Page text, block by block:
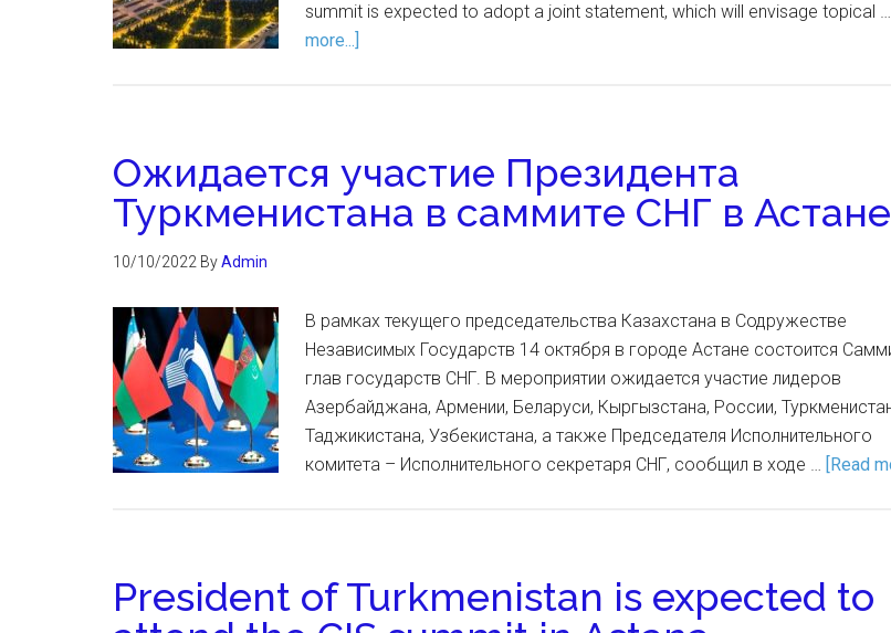
summit is expected to adopt a joint statement, which will envisage topical …
more...]
Ожидается участие Президента
Туркменистана в саммите СНГ в Астане
10/10/2022 ByAdmin
В рамках текущего председательства Казахстана в Содружестве
Независимых Государств 14 октября в городе Астане состоится
глав государств СНГ. В мероприятии ожидается участие лидеров
Азербайджана, Армении, Беларуси, Кыргызстана, России,
Таджикистана, Узбекистана, а также Председателя Исполнительного
комитета – Исполнительного секретаря СНГ, сообщил в ходе … [Read
President of Turkmenistan is expected to